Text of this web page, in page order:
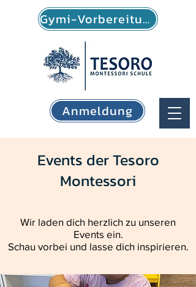
Anmeldung
Gymi-Vorbereitung
Events der Tesoro
Montessori
Wir laden dich herzlich zu unseren
Events ein.
Schau vorbei und lasse dich inspirieren.